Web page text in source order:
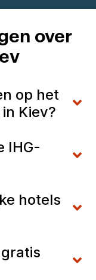
over
op het
Kiev?
IHG-
hotels